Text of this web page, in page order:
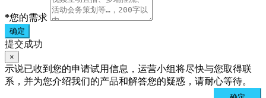
*您的需求
确定
提交成功
×
示说已收到您的申请试用信息，运营小组将尽快与您取得联
系，并为您介绍我们的产品和解答您的疑惑，请耐心等待。